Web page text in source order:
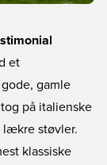
et
gamle
på italienske
lækre støvler.
klassiske